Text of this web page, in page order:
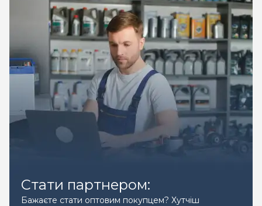
Стати партнером:
Бажаєте стати оптовим покупцем? Хутчіш